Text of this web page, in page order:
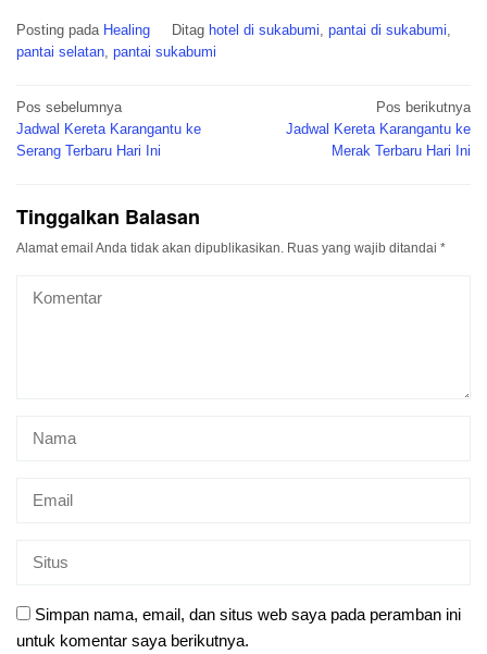
Posting pada Healing Ditag hotel di sukabumi, pantai di sukabumi,
pantai selatan, pantai sukabumi
Navigasi
pos
Pos sebelumnya
Jadwal Kereta Karangantu ke
Serang Terbaru Hari Ini
Pos berikutnya
Jadwal Kereta Karangantu ke
Merak Terbaru Hari Ini
Tinggalkan Balasan
Alamat email Anda tidak akan dipublikasikan. Ruas yang wajib ditandai *
Simpan nama, email, dan situs web saya pada peramban ini
untuk komentar saya berikutnya.